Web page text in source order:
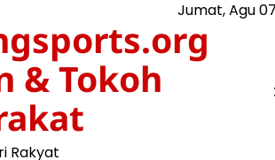
Jumat, Agu
& Tokoh
Rakyat